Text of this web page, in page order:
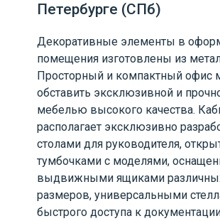
Петербурге (СПб)
Декоративные элементы в
помещения изготовлены из
Просторный и компактный офис
обставить эксклюзивной и
мебелью высокого качества.
располагает эксклюзивно
столами для руководителя,
тумбочками с моделями,
выдвижными ящиками
размеров, универсальными
быстрого доступа к